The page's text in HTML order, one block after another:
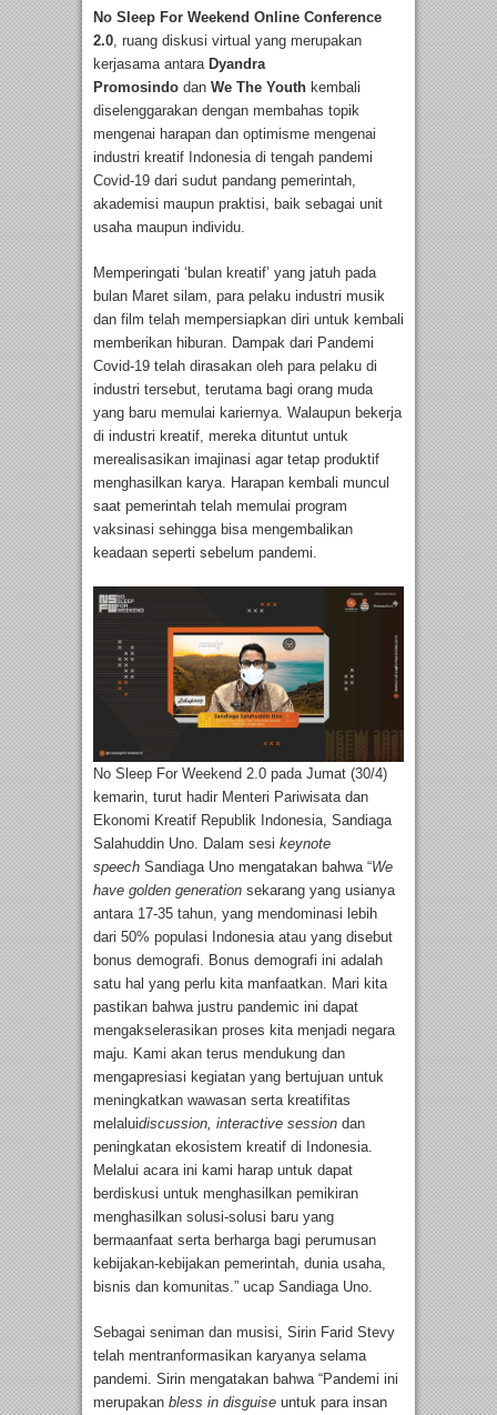
No Sleep For Weekend Online Conference
2.0, ruang diskusi virtual yang merupakan
kerjasama antara Dyandra
Promosindo dan We The Youth kembali
diselenggarakan dengan membahas topik
mengenai harapan dan optimisme mengenai
industri kreatif Indonesia di tengah pandemi
Covid-19 dari sudut pandang pemerintah,
akademisi maupun praktisi, baik sebagai unit
usaha maupun individu.
Memperingati ‘bulan kreatif’ yang jatuh pada
bulan Maret silam, para pelaku industri musik
dan film telah mempersiapkan diri untuk kembali
memberikan hiburan. Dampak dari Pandemi
Covid-19 telah dirasakan oleh para pelaku di
industri tersebut, terutama bagi orang muda
yang baru memulai kariernya. Walaupun bekerja
di industri kreatif, mereka dituntut untuk
merealisasikan imajinasi agar tetap produktif
menghasilkan karya. Harapan kembali muncul
saat pemerintah telah memulai program
vaksinasi sehingga bisa mengembalikan
keadaan seperti sebelum pandemi.
No Sleep For Weekend 2.0 pada Jumat (30/4)
kemarin, turut hadir Menteri Pariwisata dan
Ekonomi Kreatif Republik Indonesia, Sandiaga
Salahuddin Uno. Dalam sesi keynote
speech Sandiaga Uno mengatakan bahwa “We
have golden generation sekarang yang usianya
antara 17-35 tahun, yang mendominasi lebih
dari 50% populasi Indonesia atau yang disebut
bonus demografi. Bonus demografi ini adalah
satu hal yang perlu kita manfaatkan. Mari kita
pastikan bahwa justru pandemic ini dapat
mengakselerasikan proses kita menjadi negara
maju. Kami akan terus mendukung dan
mengapresiasi kegiatan yang bertujuan untuk
meningkatkan wawasan serta kreatifitas
melaluidiscussion, interactive session dan
peningkatan ekosistem kreatif di Indonesia.
Melalui acara ini kami harap untuk dapat
berdiskusi untuk menghasilkan pemikiran
menghasilkan solusi-solusi baru yang
bermaanfaat serta berharga bagi perumusan
kebijakan-kebijakan pemerintah, dunia usaha,
bisnis dan komunitas.” ucap Sandiaga Uno.
Sebagai seniman dan musisi, Sirin Farid Stevy
telah mentranformasikan karyanya selama
pandemi. Sirin mengatakan bahwa “Pandemi ini
merupakan bless in disguise untuk para insan